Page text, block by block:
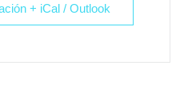
+ iCal / Outlook